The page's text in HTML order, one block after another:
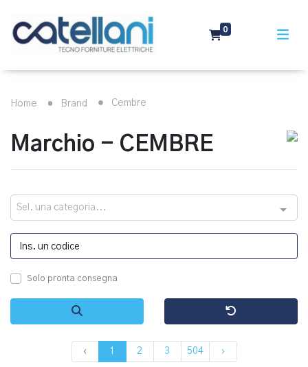
0
Home Brand Cembre
Marchio - CEMBRE
Sel. una categoria...
Solo pronta consegna
‹ 1 2 3 504 ›